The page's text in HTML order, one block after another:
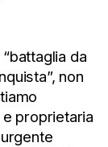
da
non
proprietaria